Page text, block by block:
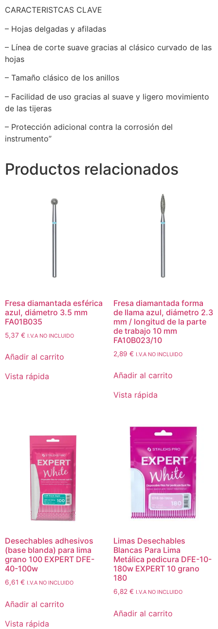
CARACTERISTCAS CLAVE
– Hojas delgadas y afiladas
– Línea de corte suave gracias al clásico curvado de las
hojas
– Tamaño clásico de los anillos
– Facilidad de uso gracias al suave y ligero movimiento
de las tijeras
– Protección adicional contra la corrosión del
instrumento”
Productos relacionados
Fresa diamantada esférica
azul, diámetro 3.5 mm
FA01B035
5,37 € I.V.A NO INCLUIDO
Añadir al carrito
Vista rápida
Fresa diamantada forma
de llama azul, diámetro 2.3
mm / longitud de la parte
de trabajo 10 mm
FA10B023/10
2,89 € I.V.A NO INCLUIDO
Añadir al carrito
Vista rápida
Desechables adhesivos
(base blanda) para lima
grano 100 EXPERT DFE-
40-100w
6,61 € I.V.A NO INCLUIDO
Añadir al carrito
Vista rápida
Limas Desechables
Blancas Para Lima
Metálica pedicura DFE-10-
180w EXPERT 10 grano
180
6,82 € I.V.A NO INCLUIDO
Añadir al carrito